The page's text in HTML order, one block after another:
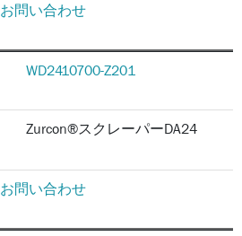
お問い合わせ
WD2410700-Z201
Zurcon®スクレーパーDA24
お問い合わせ